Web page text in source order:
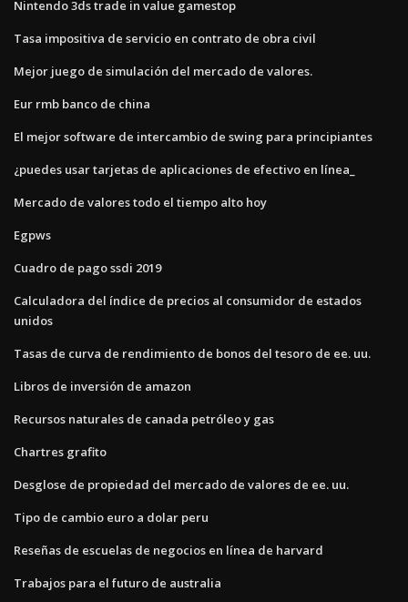
Nintendo 3ds trade in value gamestop
Tasa impositiva de servicio en contrato de obra civil
Mejor juego de simulación del mercado de valores.
Eur rmb banco de china
El mejor software de intercambio de swing para principiantes
¿puedes usar tarjetas de aplicaciones de efectivo en línea_
Mercado de valores todo el tiempo alto hoy
Egpws
Cuadro de pago ssdi 2019
Calculadora del índice de precios al consumidor de estados
unidos
Tasas de curva de rendimiento de bonos del tesoro de ee. uu.
Libros de inversión de amazon
Recursos naturales de canada petróleo y gas
Chartres grafito
Desglose de propiedad del mercado de valores de ee. uu.
Tipo de cambio euro a dolar peru
Reseñas de escuelas de negocios en línea de harvard
Trabajos para el futuro de australia